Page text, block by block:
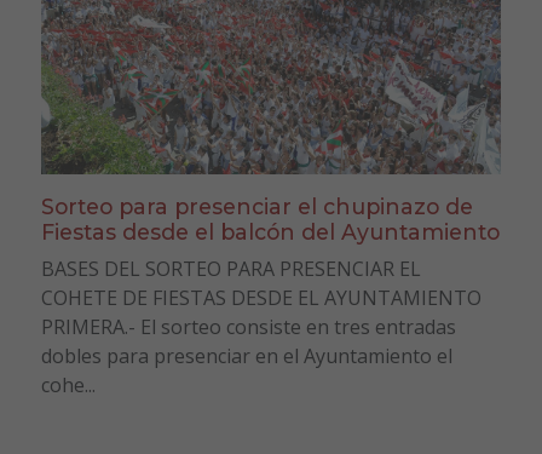
Sorteo para presenciar el chupinazo de
Fiestas desde el balcón del Ayuntamiento
BASES DEL SORTEO PARA PRESENCIAR EL
COHETE DE FIESTAS DESDE EL AYUNTAMIENTO
PRIMERA.- El sorteo consiste en tres entradas
dobles para presenciar en el Ayuntamiento el
cohe...